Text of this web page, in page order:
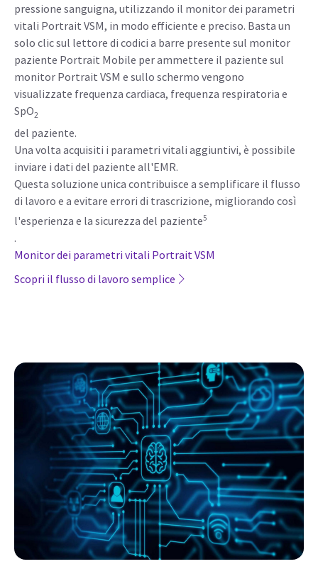
pressione sanguigna, utilizzando il monitor dei parametri
vitali Portrait VSM, in modo efficiente e preciso. Basta un
solo clic sul lettore di codici a barre presente sul monitor
paziente Portrait Mobile per ammettere il paziente sul
monitor Portrait VSM e sullo schermo vengono
visualizzate frequenza cardiaca, frequenza respiratoria e
SpO2
del paziente.
Una volta acquisiti i parametri vitali aggiuntivi, è possibile
inviare i dati del paziente all'EMR.
Questa soluzione unica contribuisce a semplificare il flusso
di lavoro e a evitare errori di trascrizione, migliorando così
l'esperienza e la sicurezza del paziente5
.
Monitor dei parametri vitali Portrait VSM
Scopri il flusso di lavoro semplice